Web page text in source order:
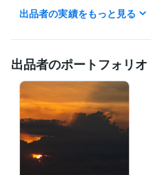
朝の鑑定には特に波動の同調が高
になると評判です。
経験職種
職歴
占い工房 1984年1月 ~ 現在
受賞歴
霊視による癒しと生命力の関係
に進むために
出品者の実績をもっと見る
出品者のポートフォリオ